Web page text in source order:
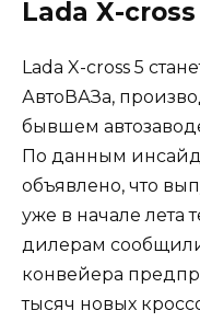
Lada X-cross
Lada X-cross 5
АвтоВАЗа,
бывшем
По данным
объявлено, что
уже в начале лета
дилерам
конвейера
тысяч новых